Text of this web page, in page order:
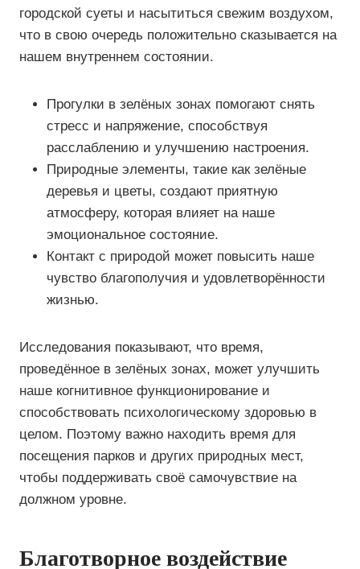
городской суеты и насытиться свежим воздухом,
что в свою очередь положительно сказывается на
нашем внутреннем состоянии.
Прогулки в зелёных зонах помогают снять
стресс и напряжение, способствуя
расслаблению и улучшению настроения.
Природные элементы, такие как зелёные
деревья и цветы, создают приятную
атмосферу, которая влияет на наше
эмоциональное состояние.
Контакт с природой может повысить наше
чувство благополучия и удовлетворённости
жизнью.
Исследования показывают, что время,
проведённое в зелёных зонах, может улучшить
наше когнитивное функционирование и
способствовать психологическому здоровью в
целом. Поэтому важно находить время для
посещения парков и других природных мест,
чтобы поддерживать своё самочувствие на
должном уровне.
Благотворное воздействие